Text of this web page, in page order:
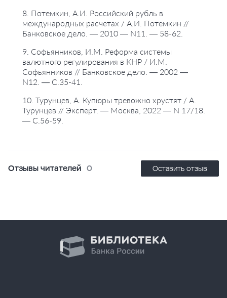
8. Потемкин, А.И. Российский рубль в
международных расчетах / А.И. Потемкин //
Банковское дело. — 2010 — N11. — 58-62.
9. Софьянников, И.М. Реформа системы
валютного регулирования в КНР / И.М.
Софьянников // Банковское дело. — 2002 —
N12. — С.35-41.
10. Турунцев, А. Купюры тревожно хрустят / А.
Турунцев // Эксперт. — Москва, 2022 — N 17/18.
— С.56-59.
Отзывы читателей 0 Оставить отзыв